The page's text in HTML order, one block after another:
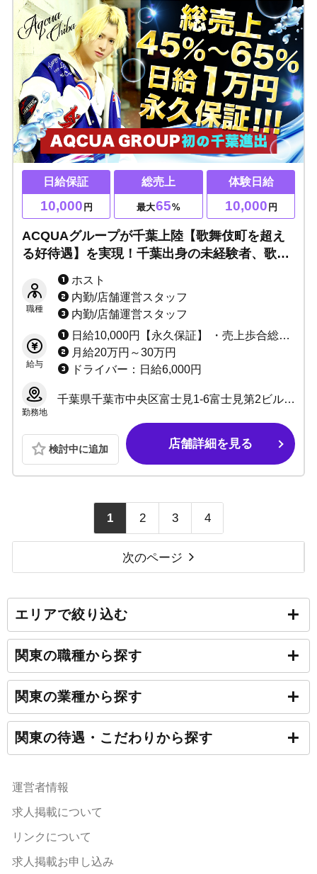
日給保証
10,000 円
総売上
最大65%
体験日給
10,000 円
ACQUAグループが千葉上陸【歌舞伎町を超え
る好待遇】を実現！千葉出身の未経験者、歌舞
伎町からの出稼ぎなど「千葉で活躍したい方」
大募集！
職種
ホスト
内勤/店舗運営スタッフ
内勤/店舗運営スタッフ
給与
日給10,000円【永久保証】 ・売上歩合総売上45%～65% ・体験入店費5,000円(3時間程)
月給20万円～30万円
ドライバー：日給6,000円
勤務地
千葉県千葉市中央区富士見1-6富士見第2ビル3F
検討中に追加 店舗詳細を見る
1 2 3 4
次のページ
エリアで絞り込む
関東の職種から探す
関東の業種から探す
関東の待遇・こだわりから探す
運営者情報
求人掲載について
リンクについて
求人掲載お申し込み